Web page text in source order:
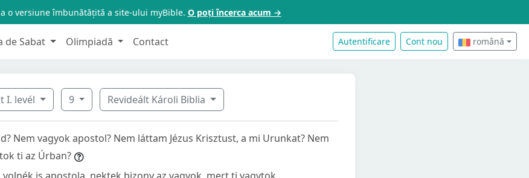
o versiune îmbunătățită a site-ului myBible. O poți încerca acum →
de Sabat Olimpiadă Contact Autentificare Cont nou română
I. levél 9 Revideált Károli Biblia
Nem vagyok apostol? Nem láttam Jézus Krisztust, a mi Urunkat? Nem
ti az Úrban?